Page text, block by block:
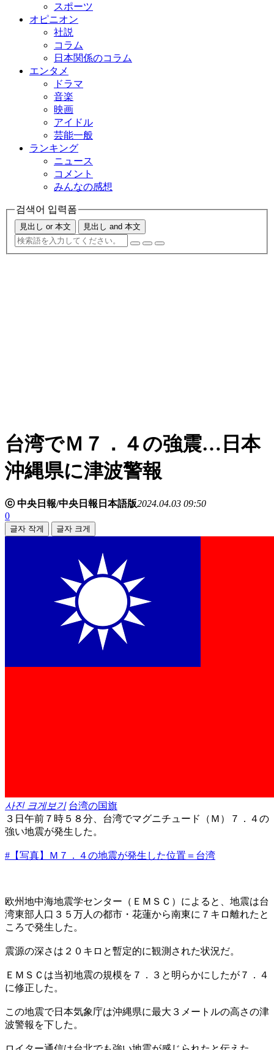
スポーツ
オピニオン
社説
コラム
日本関係のコラム
エンタメ
ドラマ
音楽
映画
アイドル
芸能一般
ランキング
ニュース
コメント
みんなの感想
검색어 입력폼
見出し or 本文 見出し and 本文
台湾でＭ７．４の強震…日本
沖縄県に津波警報
ⓒ 中央日報/中央日報日本語版2024.04.03 09:50
0
글자 작게 글자 크게
사진 크게보기 台湾の国旗
３日午前７時５８分、台湾でマグニチュード（Ｍ）７．４の
強い地震が発生した。
#【写真】Ｍ７．４の地震が発生した位置＝台湾
欧州地中海地震学センター（ＥＭＳＣ）によると、地震は台
湾東部人口３５万人の都市・花蓮から南東に７キロ離れたと
ころで発生した。
震源の深さは２０キロと暫定的に観測された状況だ。
ＥＭＳＣは当初地震の規模を７．３と明らかにしたが７．４
に修正した。
この地震で日本気象庁は沖縄県に最大３メートルの高さの津
波警報を下した。